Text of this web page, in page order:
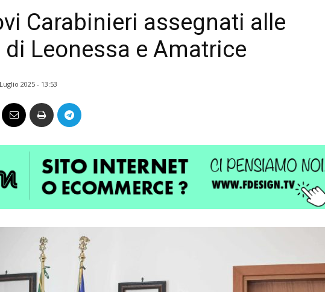
Carabinieri assegnati alle
Leonessa e Amatrice
2025 - 13:53